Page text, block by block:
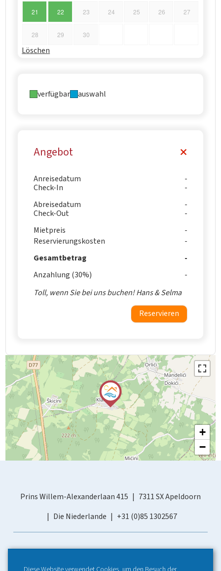
21 22 23 24 25 26 27
28 29 30
Löschen
verfügbar auswahl
Angebot
Anreisedatum
Check-In
Abreisedatum
Check-Out
Mietpreis
Reservierungskosten
Gesamtbetrag
Anzahlung (30%)
Toll, wenn Sie bei uns buchen! Hans & Selma
Reservieren
+
−
Prins Willem-Alexanderlaan 415
7311 SX Apeldoorn
Die Niederlande
+31 (0)85 1302567